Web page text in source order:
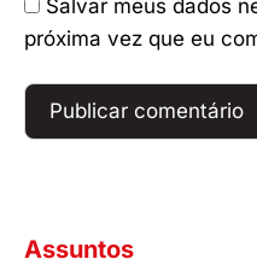
Salvar meus dados
próxima vez que eu
Assuntos